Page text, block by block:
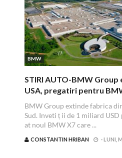
BMW
STIRI AUTO-BMW
USA, pregatiri pentru
BMW Group extinde fabrica
Sud. Inveti ț ii de 1 miliard USD
at noul BMW X7 care ...
CONSTANTIN HRIBAN -LUNI,